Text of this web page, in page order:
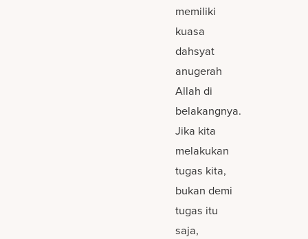
memiliki
kuasa
dahsyat
anugerah
Allah di
belakangnya.
Jika kita
melakukan
tugas kita,
bukan demi
tugas itu
saja,